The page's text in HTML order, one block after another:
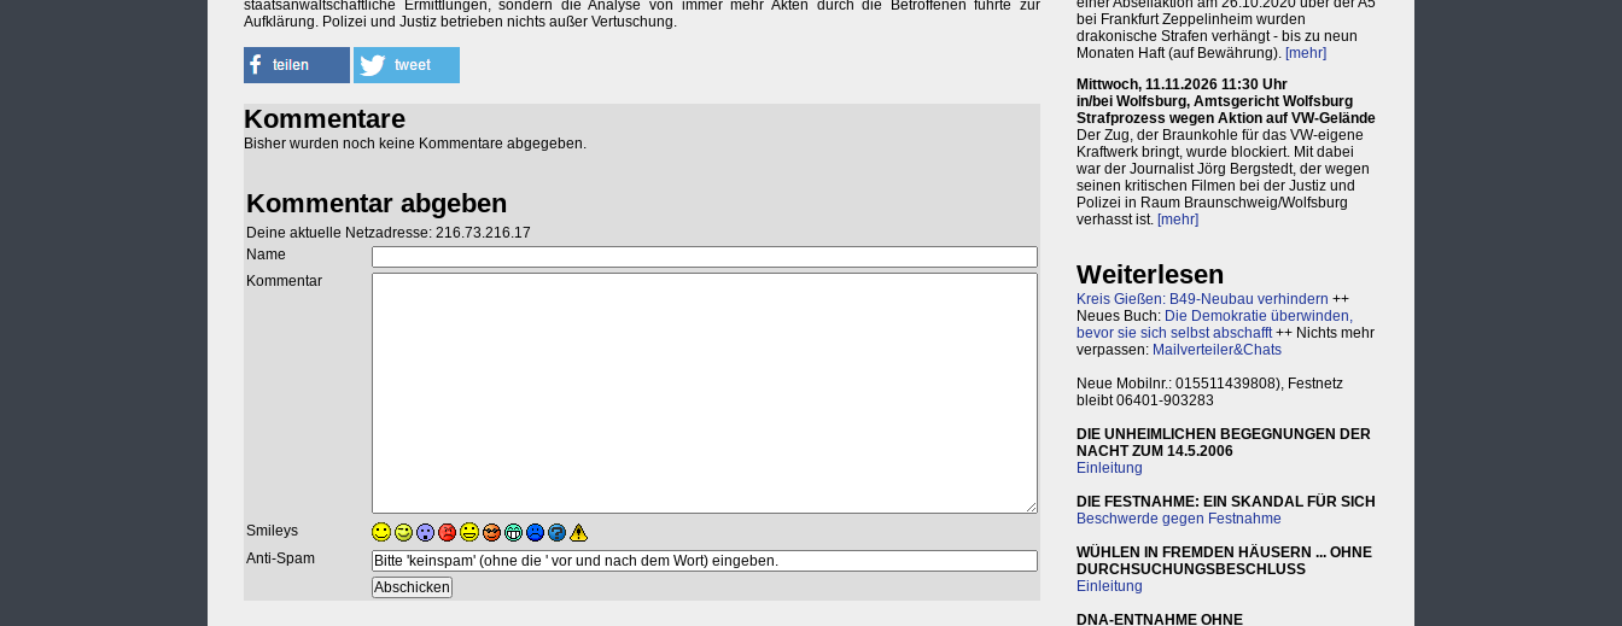
staatsanwaltschaftliche Ermittlungen, sondern die Analyse von immer mehr Akten durch die Betroffenen führte zur
Aufklärung. Polizei und Justiz betrieben nichts außer Vertuschung.
Kommentare
Bisher wurden noch keine Kommentare abgegeben.
Kommentar abgeben
Deine aktuelle Netzadresse: 216.73.216.17
Name
Kommentar
Smileys
Anti-Spam
bei Frankfurt Zeppelinheim wurden
drakonische Strafen verhängt - bis zu neun
Monaten Haft (auf Bewährung). [mehr]
Mittwoch, 11.11.2026 11:30 Uhr
in/bei Wolfsburg, Amtsgericht Wolfsburg
Strafprozess wegen Aktion auf VW-Gelände
Der Zug, der Braunkohle für das VW-eigene
Kraftwerk bringt, wurde blockiert. Mit dabei
war der Journalist Jörg Bergstedt, der wegen
seinen kritischen Filmen bei der Justiz und
Polizei in Raum Braunschweig/Wolfsburg
verhasst ist. [mehr]
Weiterlesen
Kreis Gießen: B49-Neubau verhindern ++
Neues Buch: Die Demokratie überwinden,
bevor sie sich selbst abschafft++ Nichts mehr
verpassen: Mailverteiler&Chats
Neue Mobilnr.: 015511439808), Festnetz
bleibt 06401-903283
DIE UNHEIMLICHEN BEGEGNUNGEN DER
NACHT ZUM 14.5.2006
Einleitung
DIE FESTNAHME: EIN SKANDAL FÜR SICH
Beschwerde gegen Festnahme
WÜHLEN IN FREMDEN HÄUSERN ... OHNE
DURCHSUCHUNGSBESCHLUSS
Einleitung
DNA-ENTNAHME OHNE